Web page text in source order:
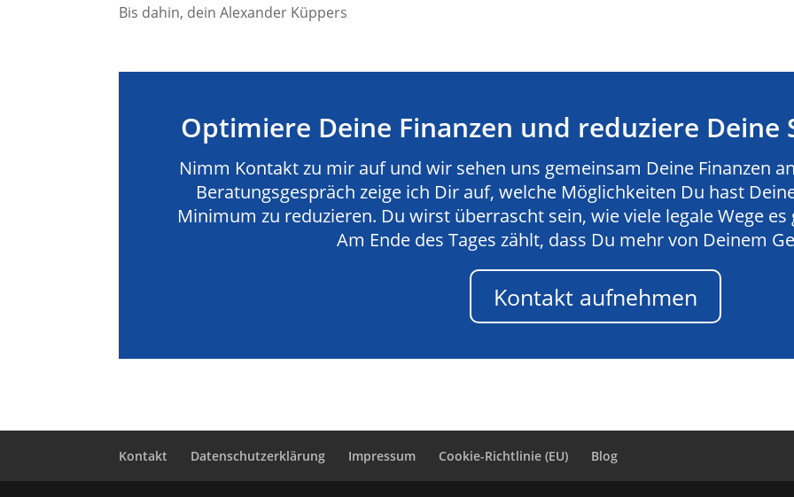
Bis dahin, dein Alexander Küppers
Optimiere Deine Finanzen und reduziere Deine
Nimm Kontakt zu mir auf und wir sehen uns gemeinsam Deine Finanzen
Beratungsgespräch zeige ich Dir auf, welche Möglichkeiten Du hast
Minimum zu reduzieren. Du wirst überrascht sein, wie viele legale Wege
Am Ende des Tages zählt, dass Du mehr von Deinem
Kontakt aufnehmen
Kontakt Datenschutzerklärung Impressum Cookie-Richtlinie (EU) Blog